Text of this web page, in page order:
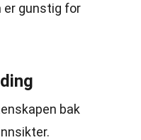
er gunstig for
bak